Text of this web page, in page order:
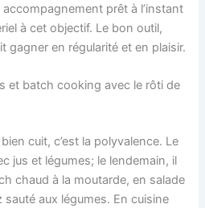
prêt à l’instant
à cet objectif. Le bon outil,
gagner en régularité et en plaisir.
et batch cooking avec le rôti de
cuit, c’est la polyvalence. Le
jus et légumes; le lendemain, il
chaud à la moutarde, en salade
aux légumes. En cuisine